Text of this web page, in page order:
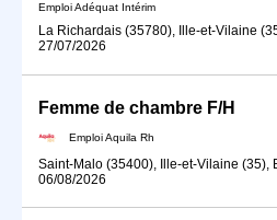
Emploi Adéquat Intérim
La Richardais (35780), Ille-et-Vilaine
27/07/2026
Femme de chambre F/H
Emploi Aquila Rh
Saint-Malo (35400), Ille-et-Vilaine (35),
06/08/2026